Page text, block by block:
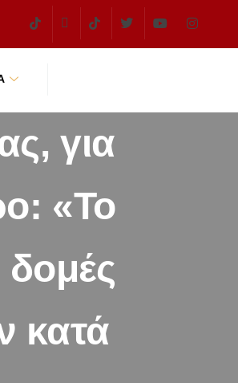
για
«Το
δομές
κατά